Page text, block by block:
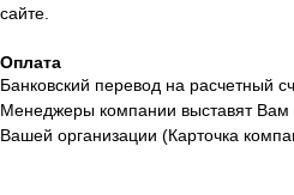
сайте.
Оплата
Банковский перевод на
Менеджеры компании выставят Вам
Вашей организации (Карточка